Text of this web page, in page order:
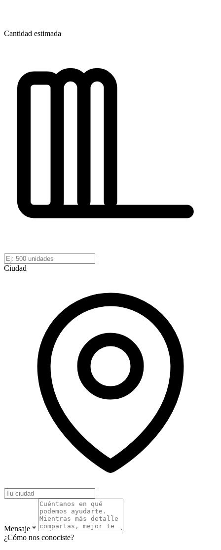
Cantidad estimada
Ciudad
Mensaje *
¿Cómo nos conociste?